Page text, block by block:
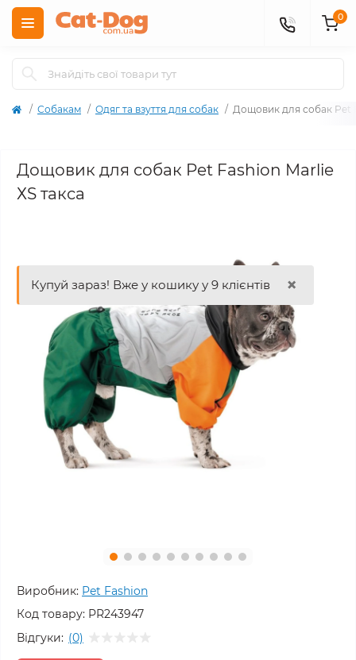
0
Собакам Одяг та взуття для собак Дощовик для собак Pet
Дощовик для собак Pet Fashion Marlie
ХS такса
Купуй зараз! Вже у кошику у 9 клієнтів ×
Виробник: Pet Fashion
Код товару: PR243947
Відгуки: (0)